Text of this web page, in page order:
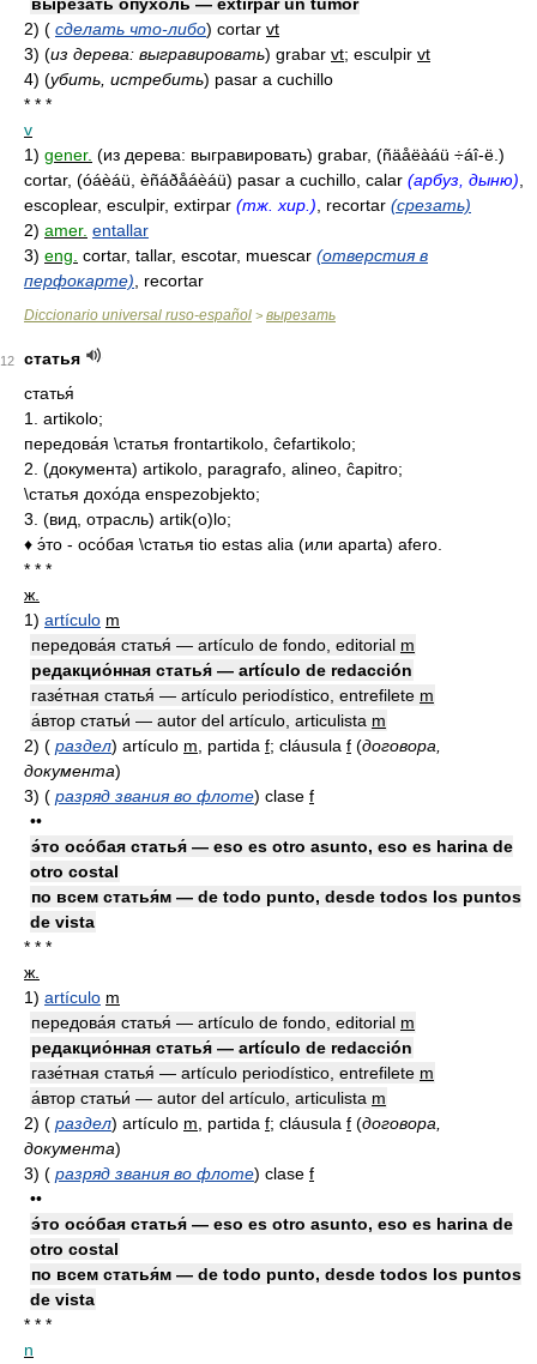
2) ( сделать что-либо) cortar vt
3) (из дерева: выгравировать) grabar vt; esculpir vt
4) (убить, истребить) pasar a cuchillo
* * *
v
1) gener. (из дерева: выгравировать) grabar, (ñäåëàáü ÷áî-ë.)
cortar, (óáèáü, èñáðåáèáü) pasar a cuchillo, calar (арбуз, дыню)
escoplear, esculpir, extirpar (тж. хир.) , recortar (срезать)
2) amer. entallar
3) eng. cortar, tallar, escotar, muescar (отверстия в
перфокарте) , recortar
Diccionario universal ruso-español > вырезать
12
статья
статья́
1. artikolo;
передова́я \статья frontartikolo, ĉefartikolo;
2. (документа) artikolo, paragrafo, alineo, ĉapitro;
\статья дохо́да enspezobjekto;
3. (вид, отрасль) artik(o)lo;
♦ э́то - осо́бая \статья tio estas alia (или aparta) afero.
* * *
ж.
1) artículo m
передова́я статья́ — artículo de fondo, editorial m
редакцио́нная статья́ — artículo de redacción
газе́тная статья́ — artículo periodístico, entrefilete m
а́втор статьи́ — autor del artículo, articulista m
2) ( раздел) artículo m , partida f; cláusula f (договора,
документа)
3) ( разряд звания во флоте) clase f
••
э́то осо́бая статья́ — eso es otro asunto, eso es harina de
otro costal
по всем статья́м — de todo punto, desde todos los puntos
de vista
* * *
ж.
1) artículo m
передова́я статья́ — artículo de fondo, editorial m
редакцио́нная статья́ — artículo de redacción
газе́тная статья́ — artículo periodístico, entrefilete m
а́втор статьи́ — autor del artículo, articulista m
2) ( раздел) artículo m , partida f; cláusula f (договора,
документа)
3) ( разряд звания во флоте) clase f
••
э́то осо́бая статья́ — eso es otro asunto, eso es harina de
otro costal
по всем статья́м — de todo punto, desde todos los puntos
de vista
* * *
n